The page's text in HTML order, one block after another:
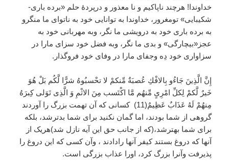
خداوندا! هرچند ناپاکیم و نا معذور و درپردۀ حلم «برده باری-
شکیبایی» تومغرور، خداوندا به توانایی خود به ناتوای ما منگرو
به برده باری خود به درویشی ما نگر، وبه مهربانی خود به
عجز«بیچارگی» و بدی ما نگر، وبه فضل خود سزای مارا در
سزاواری خود دِه وجفای مارا در وفای خود فروگذار.
إِنَّ الَّذِينَ جَاءُو بِالافْكِ عُصبَةٌ مِّنكمْ لا تحْسبُوهُ شرًّا لَّكُم بَلْ هُوَ
خَيرٌ لَّكمْ لِكلِّ امْرِىٍ مِّنهُم مَّا اكْتَسب مِنَ الاثْمِ وَ الَّذِى تَوَلى كِبرَهُ
مِنهُمْ لَهُ عَذَابٌ عَظِيمٌ(11) كسانى كه آن تهمت بزرگ را آوردند
گروهى از شما بودند، اما گمان نكنيد براى شما بدترشد، بلكه
برای شما بهترشد،(که از جانب حق این آیه نازل شد)هریک از
آنها که دروغ بستند کیفر آنها رادادند ، وآن كسى كه این دروغ را
پذیرفت وآنرا بزرگ کرد، اورا عذاب بزرگی است.